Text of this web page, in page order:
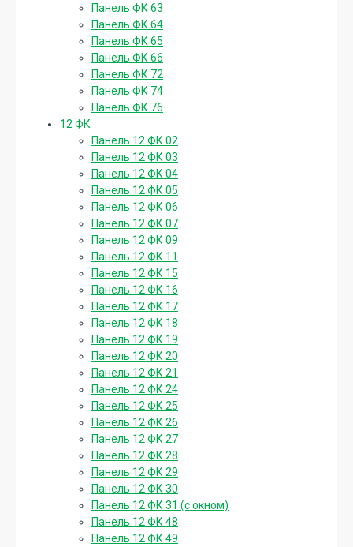
Панель ФК 63
Панель ФК 64
Панель ФК 65
Панель ФК 66
Панель ФК 72
Панель ФК 74
Панель ФК 76
12 ФК
Панель 12 ФК 02
Панель 12 ФК 03
Панель 12 ФК 04
Панель 12 ФК 05
Панель 12 ФК 06
Панель 12 ФК 07
Панель 12 ФК 09
Панель 12 ФК 11
Панель 12 ФК 15
Панель 12 ФК 16
Панель 12 ФК 17
Панель 12 ФК 18
Панель 12 ФК 19
Панель 12 ФК 20
Панель 12 ФК 21
Панель 12 ФК 24
Панель 12 ФК 25
Панель 12 ФК 26
Панель 12 ФК 27
Панель 12 ФК 28
Панель 12 ФК 29
Панель 12 ФК 30
Панель 12 ФК 31 (с окном)
Панель 12 ФК 48
Панель 12 ФК 49